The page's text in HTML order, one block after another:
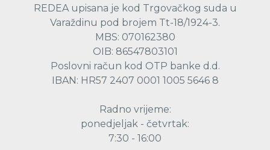
REDEA upisana je kod Trgovačkog suda u
Varaždinu pod brojem Tt-18/1924-3.
MBS: 070162380
OIB: 86547803101
Poslovni račun kod OTP banke d.d.
IBAN: HR57 2407 0001 1005 5646 8
Radno vrijeme:
ponedjeljak - četvrtak:
7:30 - 16:00